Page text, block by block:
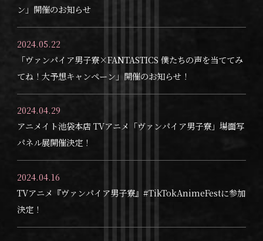
ン」開催のお知らせ
2024.05.22
「ヴァンパイア男子寮×FANTASTICS 僕たちの声を当ててみ
てね！大予想キャンペーン」開催のお知らせ！
2024.04.29
アニメイト池袋本店 TVアニメ「ヴァンパイア男子寮」場面写
パネル展開催決定！
2024.04.16
TVアニメ『ヴァンパイア男子寮』#TikTokAnimeFestに参加
決定！